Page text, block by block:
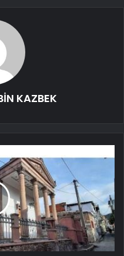
KAZBEK